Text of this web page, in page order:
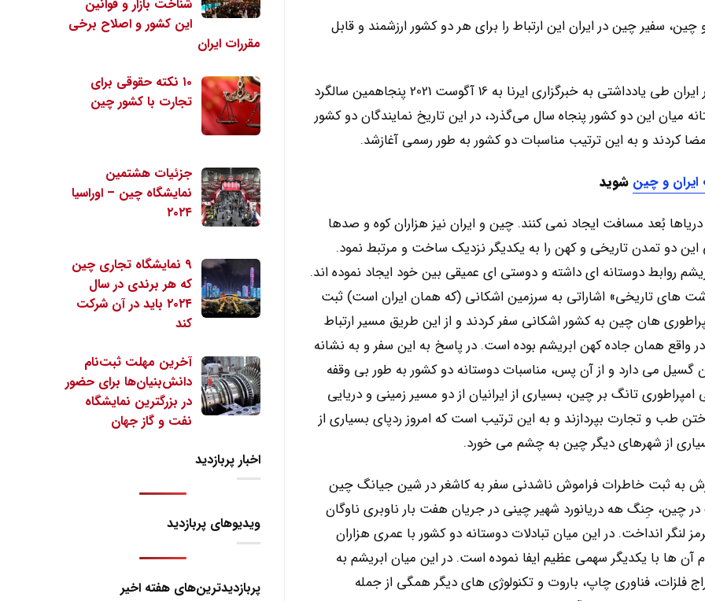
سفیر چین در ایران این ارتباط را برای هر دو کشور ارزشمند و قابل
به گزارش تجارت ایران و چین، چانگ هوا، سفیر چین در ایران طی یادداشتی به خبرگزاری ایرنا به 16 آگوست 2021 پنجاهمین سالگرد
میان این دو کشور پنجاه سال می‌گذرد، در این تاریخ نمایندگان دو کشور
امضا کردند و به این ترتیب مناسبات دو کشور به طور رسمی آغازشد.
ایران و چین شوید
بُعد مسافت ایجاد نمی کنند. چین و ایران نیز هزاران کوه و صدها
این دو تمدن تاریخی و کهن را به یکدیگر نزدیک ساخت و مرتبط نمود.
روابط دوستانه ای داشته و دوستی ای عمیقی بین خود ایجاد نموده اند.
های تاریخی» اشاراتی به سرزمین اشکانی (که همان ایران است) ثبت
هان چین به کشور اشکانی سفر کردند و از این طریق مسیر ارتباط
همان جاده کهن ابریشم بوده است. در پاسخ به این سفر و به نشانه
گسیل می دارد و از آن پس، مناسبات دوستانه دو کشور به طور بی وقفه
تانگ بر چین، بسیاری از ایرانیان از دو مسیر زمینی و دریایی
طب و تجارت بپردازند و به این ترتیب است که امروز ردپای بسیاری از
از شهرهای دیگر چین به چشم می خورد.
به ثبت خاطرات فراموش ناشدنی سفر به کاشغر در شین جیانگ چین
چین، جِنگ هه دریانورد شهیر چینی در جریان هفت بار ناوبری ناوگان
لنگر انداخت. در این میان تبادلات دوستانه دو کشور با عمری هزاران
ها با یکدیگر سهمی عظیم ایفا نموده است. در این میان ابریشم به
فلزات، فناوری چاپ، باروت و تکنولوژی های دیگر همگی از جمله
شناخت بازار و قوانین
این کشور و اصلاح برخی
مقررات ایران
۱۰ نکته حقوقی برای
تجارت با کشور چین
جزئیات هشتمین
نمایشگاه چین – اوراسیا
۲۰۲۴
۹ نمایشگاه تجاری چین
که هر برندی در سال
۲۰۲۴ باید در آن شرکت
کند
آخرین مهلت ثبت‌نام
دانش‌بنیان‌ها برای حضور
در بزرگترین نمایشگاه
نفت و گاز جهان
اخبار پربازدید
ویدیوهای پربازدید
پربازدیدترین‌های هفته اخیر